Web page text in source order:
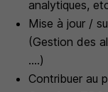
analytiques,
Mise à jour /
(Gestion des
....)
Contribuer au